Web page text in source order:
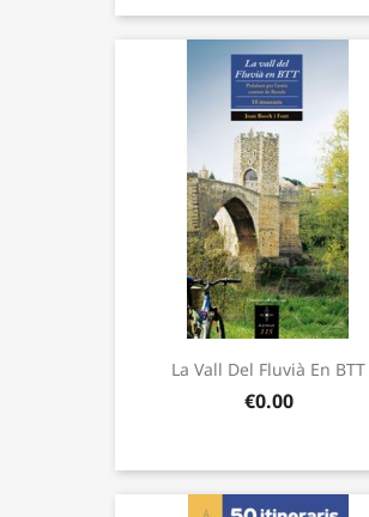
La Vall Del Fluvià En BTT
€0.00